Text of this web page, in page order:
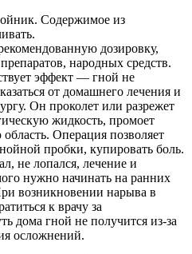
Содержимое из
дозировку,
народных средств.
эффект — гной не
от домашнего лечения и
Он проколет или разрежет
жидкость, промоет
Операция позволяет
пробки, купировать боль.
не лопался, лечение и
нужно начинать на ранних
возникновении нарыва в
к врачу за
дома гной не получится из-за
осложнений.